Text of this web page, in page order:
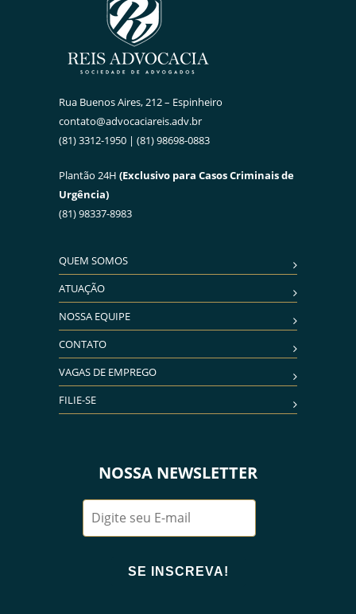
Rua Buenos Aires, 212 – Espinheiro
contato@advocaciareis.adv.br
(81) 3312-1950 | (81) 98698-0883
Plantão 24H (Exclusivo para Casos Criminais de
Urgência)
(81) 98337-8983
QUEM SOMOS
ATUAÇÃO
NOSSA EQUIPE
CONTATO
VAGAS DE EMPREGO
FILIE-SE
NOSSA NEWSLETTER